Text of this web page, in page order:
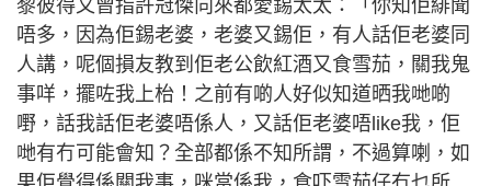
黎彼得又曾指許冠傑向來都愛錫太太：「你知佢緋聞
唔多，因為佢錫老婆，老婆又錫佢，有人話佢老婆同
人講，呢個損友教到佢老公飲紅酒又食雪茄，關我鬼
事咩，擺咗我上枱！之前有啲人好似知道晒我哋啲
嘢，話我話佢老婆唔係人，又話佢老婆唔like我，佢
哋有冇可能會知？全部都係不知所謂，不過算喇，如